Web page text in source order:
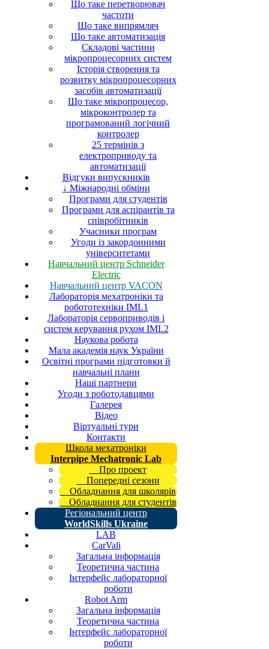
Що таке перетворювач
частоти
Що таке випрямляч
Що таке автоматизація
Складові частини
мікропроцесорних систем
Історія створення та
розвитку мікропроцесорних
засобів автоматизації
Що таке мікропроцесор,
мікроконтролер та
програмований логічний
контролер
25 термінів з
електроприводу та
автоматизації
Відгуки випускників
↓ Міжнародні обміни
Програми для студентів
Програми для аспірантів та
співробітників
Учасники програм
Угоди із закордонними
університетами
Навчальний центр Schneider
Electric
Навчальний центр VACON
Лабораторія мехатроніки та
робототехніки IML1
Лабораторія сервоприводів і
систем керування рухом IML2
Наукова робота
Мала академія наук України
Освітні програми підготовки й
навчальні плани
Наші партнери
Угоди з роботодавцями
Галерея
Відео
Віртуальні тури
Контакти
Школа мехатроніки
Interpipe Mechatronic Lab
Про проект
Попередні сезони
Обладнання для школярів
Обладнання для студентів
Регіональний центр
WorldSkills Ukraine
LAB
CarVali
Загальна інформація
Теоретична частина
Інтерфейс лабораторної
роботи
Robot Arm
Загальна інформація
Теоретична частина
Інтерфейс лабораторної
роботи